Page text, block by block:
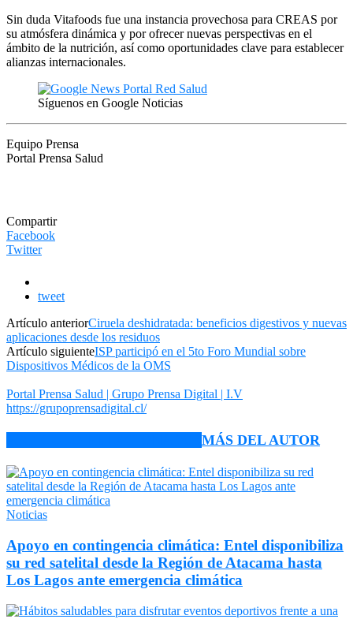
Sin duda Vitafoods fue una instancia provechosa para CREAS por
su atmósfera dinámica y por ofrecer nuevas perspectivas en el
ámbito de la nutrición, así como oportunidades clave para establecer
alianzas internacionales.
Síguenos en Google Noticias
Equipo Prensa
Portal Prensa Salud
Compartir
Facebook
Twitter
tweet
Artículo anteriorCiruela deshidratada: beneficios digestivos y nuevas
aplicaciones desde los residuos
Artículo siguienteISP participó en el 5to Foro Mundial sobre
Dispositivos Médicos de la OMS
Portal Prensa Salud | Grupo Prensa Digital | I.V
https://grupoprensadigital.cl/
MÁS DEL AUTOR
Noticias
Apoyo en contingencia climática: Entel disponibiliza
su red satelital desde la Región de Atacama hasta
Los Lagos ante emergencia climática